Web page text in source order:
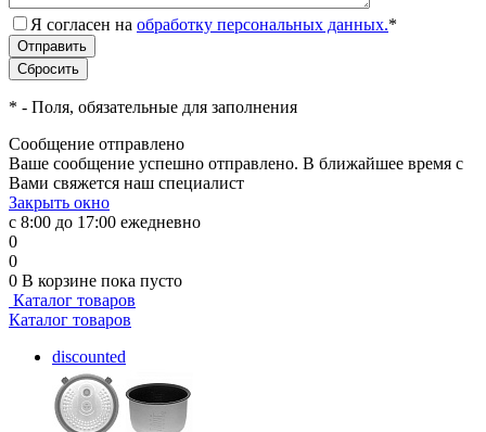
Я согласен на обработку персональных данных.*
* - Поля, обязательные для заполнения
Сообщение отправлено
Ваше сообщение успешно отправлено. В ближайшее время с
Вами свяжется наш специалист
Закрыть окно
с 8:00 до 17:00 ежедневно
0
0
0 В корзине пока пусто
Каталог товаров
Каталог товаров
discounted